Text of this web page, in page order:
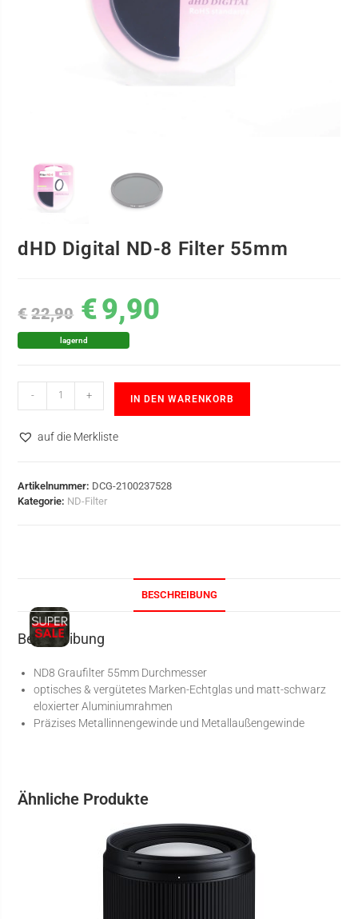
dHD Digital ND-8 Filter 55mm
€ 22,90 €9,90
lagernd
- + IN DEN WARENKORB
auf die Merkliste
Artikelnummer: DCG-2100237528
Kategorie: ND-Filter
BESCHREIBUNG
Beschreibung
ND8 Graufilter 55mm Durchmesser
optisches & vergütetes Marken-Echtglas und matt-schwarz
eloxierter Aluminiumrahmen
Präzises Metallinnengewinde und Metallaußengewinde
Ähnliche Produkte